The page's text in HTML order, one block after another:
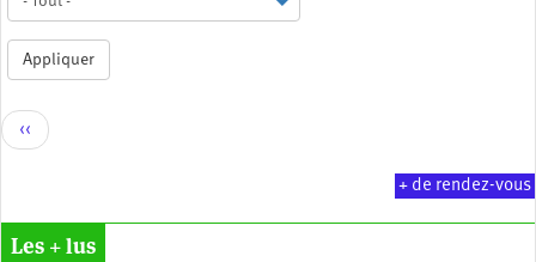
Appliquer
Pagination
Page
précédente
‹‹
+ de rendez-vous
Les + lus